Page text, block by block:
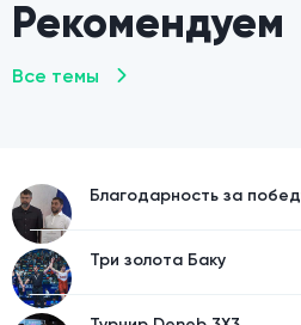
Рекомендуем
Все темы
Благодарность за
Три золота Баку